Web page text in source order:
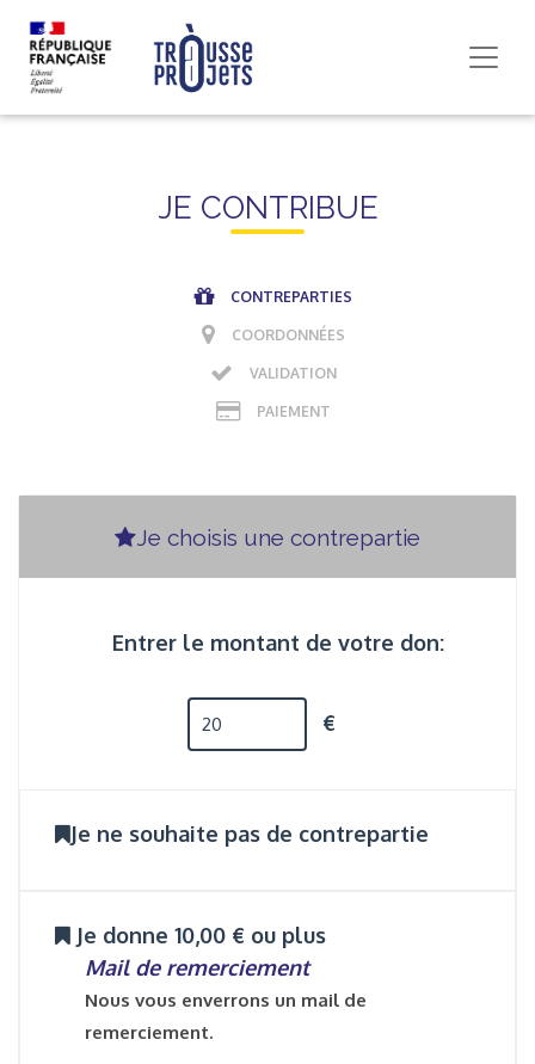
JE CONTRIBUE
CONTREPARTIES
COORDONNÉES
VALIDATION
PAIEMENT
Je choisis une contrepartie
Entrer le montant de votre don:
€
Je ne souhaite pas de contrepartie
Je donne 10,00 € ou plus
Mail de remerciement
Nous vous enverrons un mail de
remerciement.